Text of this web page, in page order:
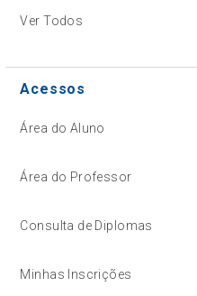
Ver Todos
Acessos
Área do Aluno
Área do Professor
Consulta de Diplomas
Minhas Inscrições